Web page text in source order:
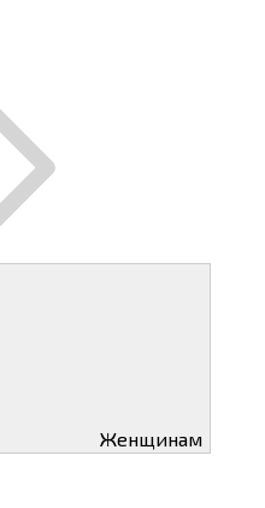
Женщинам